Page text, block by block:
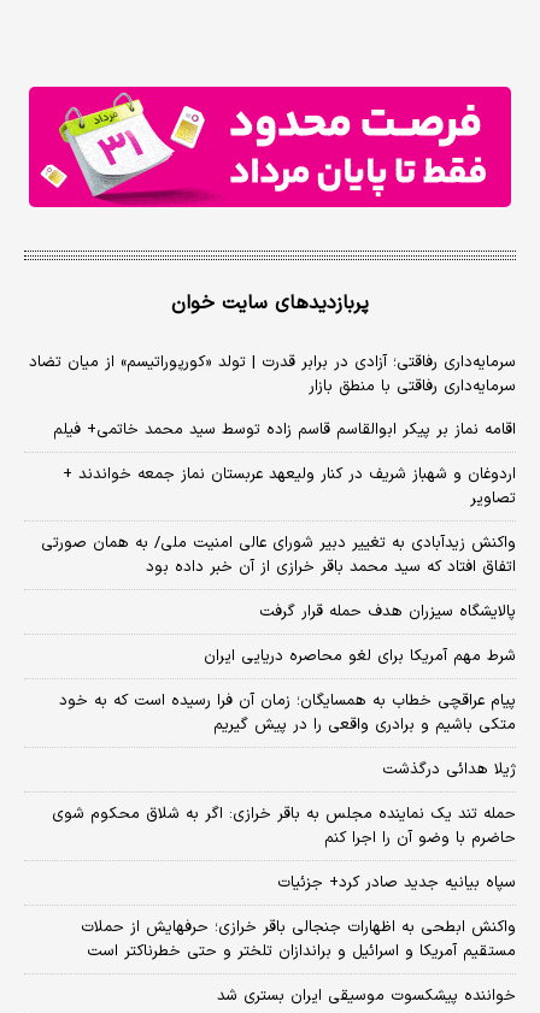
پربازدیدهای سایت خوان
سرمایه‌داری رفاقتی؛ آزادی در برابر قدرت | تولد «کورپوراتیسم» از میان تضاد
سرمایه‌داری رفاقتی با منطق بازار
اقامه نماز بر پیکر ابوالقاسم قاسم زاده توسط سید محمد خاتمی+ فیلم
اردوغان و شهباز شریف در کنار ولیعهد عربستان نماز جمعه خواندند +
تصاویر
واکنش زیدآبادی به تغییر دبیر شورای عالی امنیت ملی/ به همان صورتی
اتفاق افتاد که سید محمد باقر خرازی از آن خبر داده بود
پالایشگاه سیزران هدف حمله قرار گرفت
شرط مهم آمریکا برای لغو محاصره دریایی ایران
پیام عراقچی خطاب به همسایگان؛ زمان آن فرا رسیده است که به خود
متکی باشیم و برادری واقعی را در پیش گیریم
ژیلا هدائی درگذشت
حمله تند یک نماینده مجلس به باقر خرازی: اگر به شلاق محکوم شوی
حاضرم با وضو آن را اجرا کنم
سپاه بیانیه جدید صادر کرد+ جزئیات
واکنش ابطحی به اظهارات جنجالی باقر خرازی؛ حرفهایش از حملات
مستقیم آمریکا و اسرائیل و براندازان تلختر و حتی خطرناکتر است
خواننده پیشکسوت موسیقی ایران بستری شد